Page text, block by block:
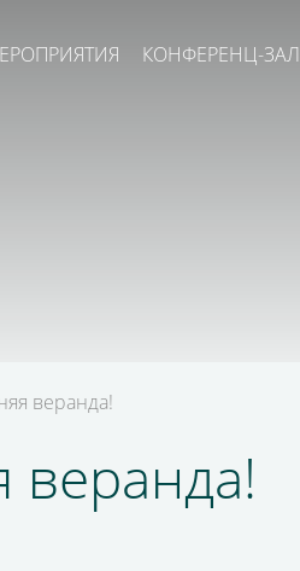
КОНФЕРЕНЦ-ЗАЛ
веранда!
веранда!